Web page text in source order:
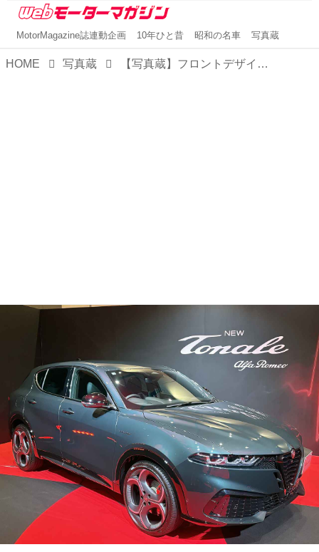
MotorMagazine誌連動企画 10年ひと昔 昭和の名車 写真蔵
HOME 写真蔵 【写真蔵】フロントデザインを刷新し、走りも大きく進化したアルファロメオ「トナーレ」